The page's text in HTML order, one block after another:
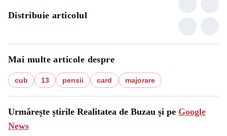
Distribuie articolul
Mai multe articole despre
cub 13 pensii card majorare
Urmărește știrile Realitatea de Buzau și pe Google
News